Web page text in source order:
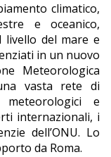
climatico,
e oceanico,
livello del mare e
in un nuovo
Meteorologica
vasta rete di
e
internazionali, i
dell’ONU. Lo
da Roma.